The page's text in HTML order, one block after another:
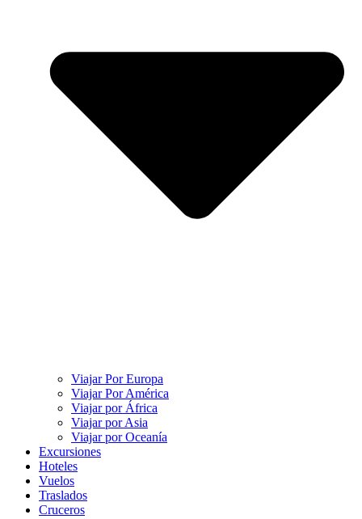
Viajar Por Europa
Viajar Por América
Viajar por África
Viajar por Asia
Viajar por Oceanía
Excursiones
Hoteles
Vuelos
Traslados
Cruceros